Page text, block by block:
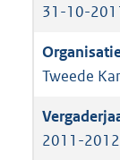
31-10-
Tweede
2011-2012